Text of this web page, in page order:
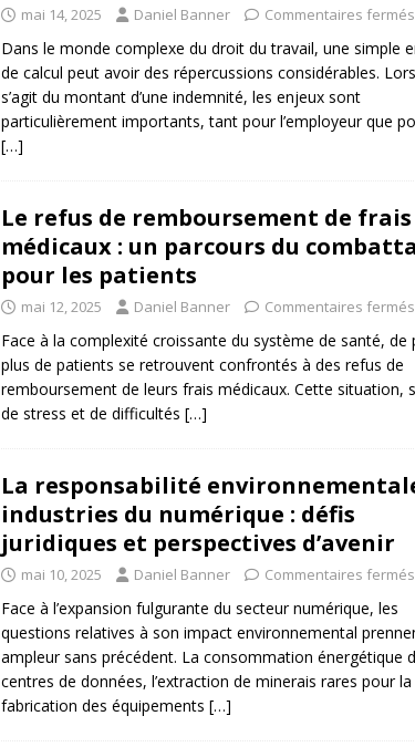
mai 14, 2025 Daniel Banner Commentaires fermés
Dans le monde complexe du droit du travail, une simple
de calcul peut avoir des répercussions considérables.
s’agit du montant d’une indemnité, les enjeux sont
particulièrement importants, tant pour l’employeur que
[…]
Le refus de remboursement de frais
médicaux : un parcours du
pour les patients
mai 12, 2025 Daniel Banner Commentaires fermés
Face à la complexité croissante du système de santé, de
plus de patients se retrouvent confrontés à des refus de
remboursement de leurs frais médicaux. Cette situation,
de stress et de difficultés […]
La responsabilité
industries du numérique : défis
juridiques et perspectives d’avenir
mai 10, 2025 Daniel Banner Commentaires fermés
Face à l’expansion fulgurante du secteur numérique, les
questions relatives à son impact environnemental
ampleur sans précédent. La consommation énergétique
centres de données, l’extraction de minerais rares pour la
fabrication des équipements […]